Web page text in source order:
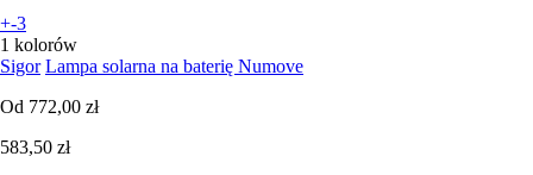
+-3
1 kolorów
Sigor Lampa solarna na baterię Numove
Od 772,00 zł
583,50 zł